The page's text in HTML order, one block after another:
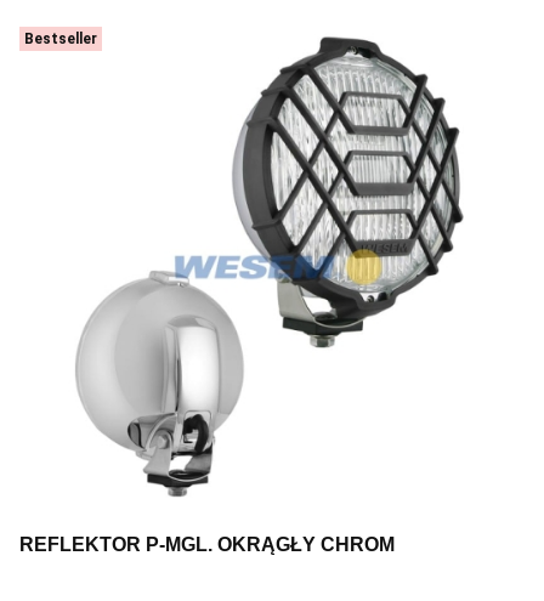
Bestseller
REFLEKTOR P-MGL. OKRĄGŁY CHROM